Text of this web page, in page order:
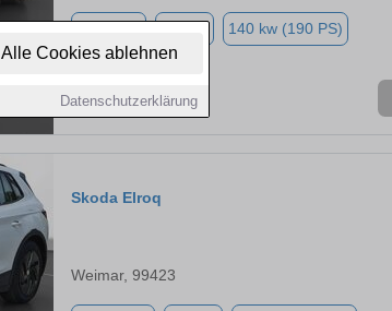
Alle Cookies ablehnen
Datenschutzerklärung
Elektro 140 kw (190 PS)
Skoda Elroq
Weimar, 99423